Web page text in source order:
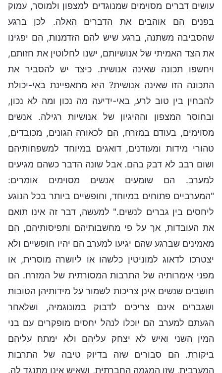
עושים דברים מסוימים שמנוגדים למצפון ולמוסר, עמוק
בפנים הם אוהבים את הדברים האלה. לכן ברגע
שהסביבה משתנה, ברגע שיש להם הזדמנות, הם יפגינו
את הצד האמיתי של אנושיותם, ישנו לחלוטין את חזותם,
ויחשפו תכונה שאינה אנושית. כיצד יש להסביר את
התכונה הזו שאינה אנושית? היא מתאפיינת באי-יכולת
להבחין בין טוב לרע, באי-ידיעה מה נכון ומה לא נכון,
ובחוסר המצפון וההיגיון של אנושיות רגילה. אנשים
מסוימים, בעודם במזרח, הם לכאורה הגונים, מכובדים,
טהורי מידות ומעודנים, דואגים במיוחד למשפחותיהם
ושום רבב לא דבק בהם. אבל שונה הדבר כשהם מגיעים
למערב. הם שומעים אנשים מסוימים אומרים:
"המערביים פתוחים במיוחד, וחופשיים ביותר בכל הנוגע
ליחסים בין גברים לנשים." למעשה, דבר זה אינו תואם
את העובדות, אך על פי מחשבותיהם ותפיסותיהם, הם
מאמינים שברגע שהם יגיעו למערב הם יהיו חופשיים ולא
יצטרכו לדאוג למוניטין כלשהו או ליושרה מוסרית, או
מפני אימרותיה של התרבות המסורתית של המזרח. הם
חושבים שנשים אינן צריכות לשמור על מידותיהן הטובות
ושגברים אינם צריכים לדבוק במונוגמיה, ושלאחר
הגעתם למערב הם יוכלו לנהל יחסים מופקרים עם בני
המין השני ואיש לא יצחק עליהם ולא ימתח עליהם
ביקורת. הם סבורים שזה בדיוק טיבה של התרבות
המערבית, שזו המגמה החברתית, ושאיש אינו מתנגד לה.